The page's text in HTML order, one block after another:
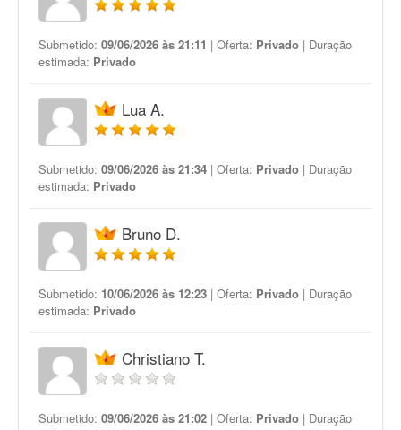
Submetido: 09/06/2026 às 21:11 | Oferta: Privado | Duração
estimada: Privado
Lua A.
Submetido: 09/06/2026 às 21:34 | Oferta: Privado | Duração
estimada: Privado
Bruno D.
Submetido: 10/06/2026 às 12:23 | Oferta: Privado | Duração
estimada: Privado
Christiano T.
Submetido: 09/06/2026 às 21:02 | Oferta: Privado | Duração